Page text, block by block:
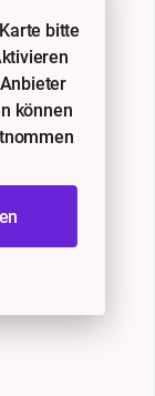
bitte
können